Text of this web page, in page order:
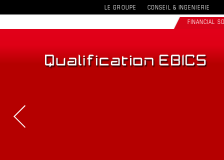
LE GROUPE CONSEIL & INGENIERIE
FINANCIAL